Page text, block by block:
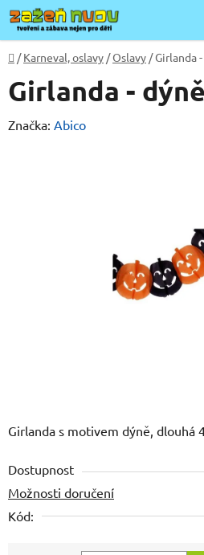
Přejít
na
obsah
Domů
/ Karneval, oslavy /Oslavy /Girlanda
Girlanda s motivem dýně, dlouhá
Dostupnost
Možnosti doručení
Kód:
Girlanda - dýně
Značka: Abico